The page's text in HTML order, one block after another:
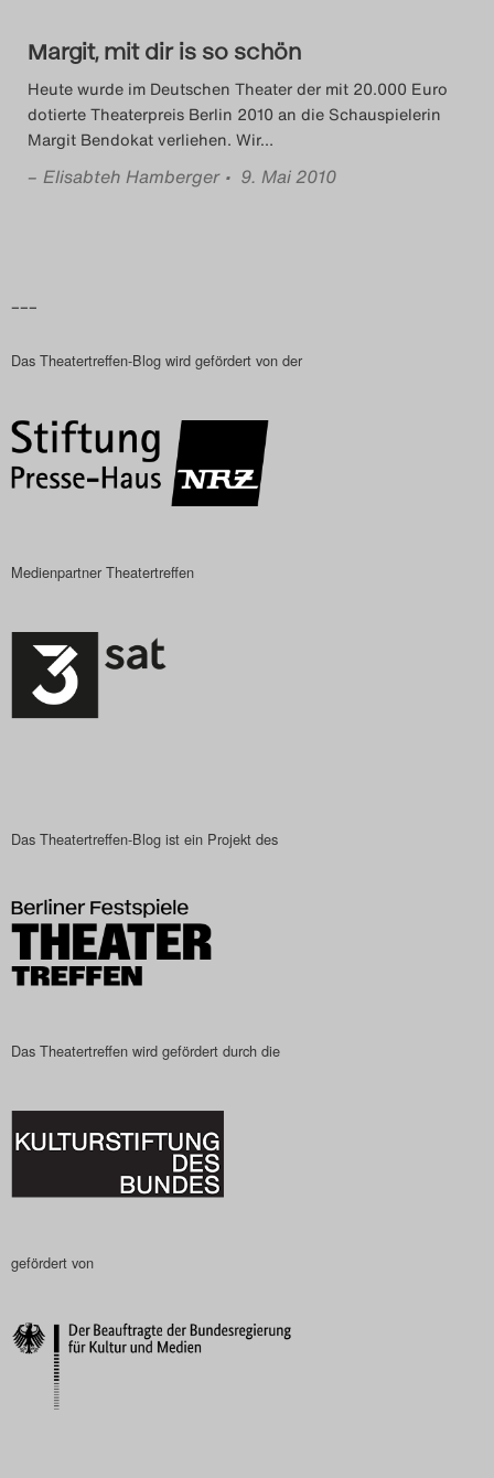
Search
Margit, mit dir is so schön
Heute wurde im Deutschen Theater der mit 20.000 Euro
dotierte Theaterpreis Berlin 2010 an die Schauspielerin
Margit Bendokat verliehen. Wir…
– Elisabteh Hamberger • 9. Mai 2010
–––
Das Theatertreffen-Blog wird gefördert von der
Medienpartner Theatertreffen
Das Theatertreffen-Blog ist ein Projekt des
Das Theatertreffen wird gefördert durch die
gefördert von